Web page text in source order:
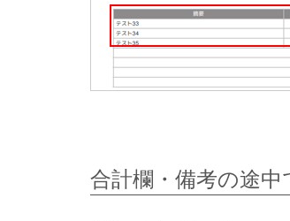
合計欄・備考の途